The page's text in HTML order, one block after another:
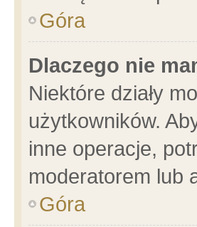
Góra
Dlaczego nie
Niektóre działy
użytkowników.
inne operacje,
moderatorem lub
Góra